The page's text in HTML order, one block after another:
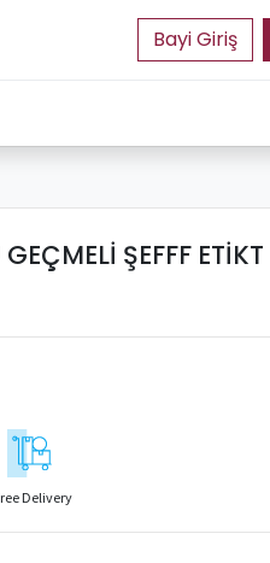
ŞEFFF
Delivery